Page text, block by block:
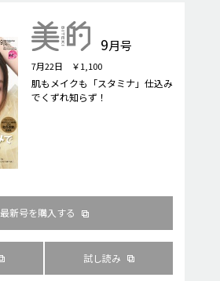
9月号
7月22日 ￥1,100
肌もメイクも「スタミナ」仕込み
でくずれ知らず！
最新号を購入する
試し読み